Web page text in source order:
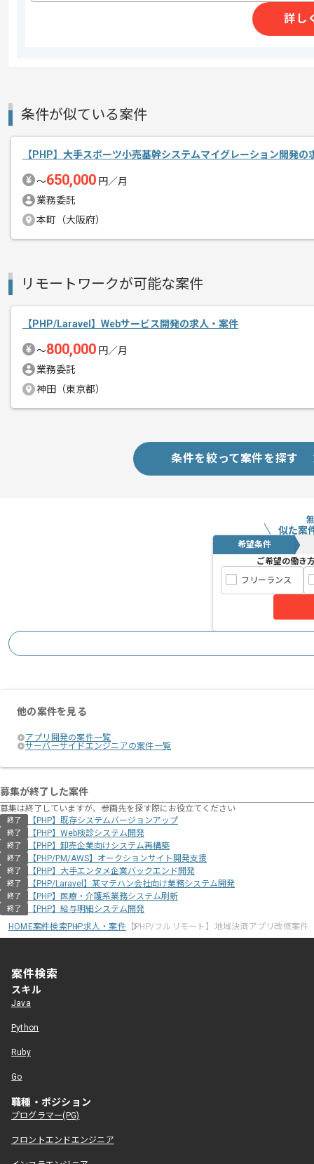
作業開始日
エージェントからのコ
メント
詳し
条件が似ている案件
【PHP】大手スポーツ小売基幹システムマイグレーション開発の
〜650,000 円／月
業務委託
本町（大阪府）
リモートワークが可能な案件
【PHP/Laravel】Webサービス開発の求人・案件
〜800,000 円／月
業務委託
神田（東京都）
条件を絞って案件を探す
似た案
希望条件
ご希望の働き
フリーランス
他の案件を見る
アプリ開発の案件一覧
サーバーサイドエンジニアの案件一覧
募集が終了した案件
募集は終了していますが、参画先を探す際にお役立てください
終了 【PHP】既存システムバージョンアップ
終了 【PHP】Web検診システム開発
終了 【PHP】卸売企業向けシステム再構築
終了 【PHP/PM/AWS】オークションサイト開発支援
終了 【PHP】大手エンタメ企業バックエンド開発
終了 【PHP/Laravel】某マテハン会社向け業務システム開発
終了 【PHP】医療・介護系業務システム刷新
終了
【PHP】給与明細システム開発
HOME案件検索PHP求人・案件【PHP/フルリモート】地域決済アプリ改修案件
案件検索
スキル
Java
Python
Ruby
Go
職種・ポジション
プログラマー(PG)
フロントエンドエンジニア